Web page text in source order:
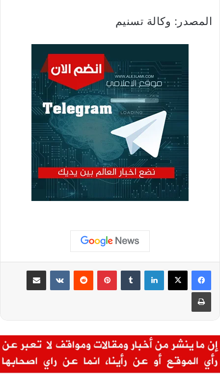
المصدر: وكالة تسنيم
لينكدإن بينتيريست مشاركة عبر البريد
طباعة